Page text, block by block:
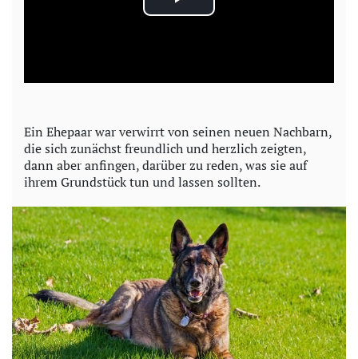
P
a
V
i
d
e
o
Ein Ehepaar war verwirrt von seinen neuen Nachbarn,
die sich zunächst freundlich und herzlich zeigten,
dann aber anfingen, darüber zu reden, was sie auf
ihrem Grundstück tun und lassen sollten.